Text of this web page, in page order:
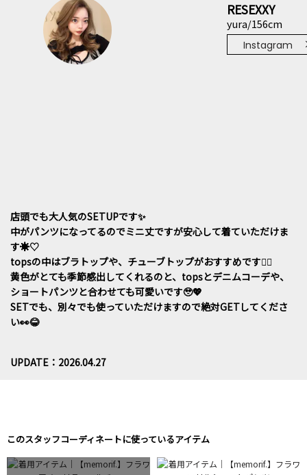
RESEXXY
yura/156cm
Instagram
店頭でも大人気のSETUPです✨
中がパンツになってるのでミニ丈ですが安心して着ていただけま
す☀️♡
topsの中はブラトップや、チューブトップがおすすめです🙆‍♀️
黄色がとても季節感出してくれるのと、topsとデニムコーデや、
ショートパンツと合わせても可愛いです🥹💖
SETでも、別々でも使っていただけますので絶対GETしてくださ
い👀😂
UPDATE：2026.04.27
このスタッフコーディネートに使っているアイテム